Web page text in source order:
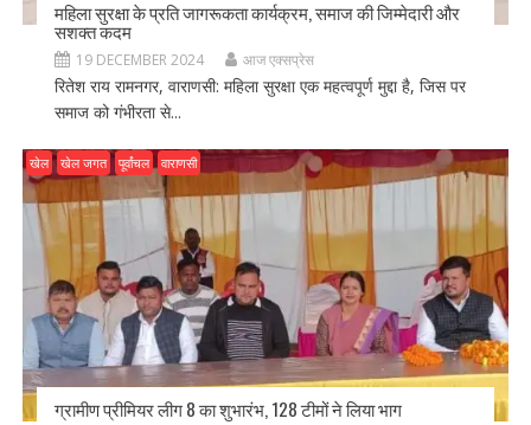
महिला सुरक्षा के प्रति जागरूकता कार्यक्रम, समाज की जिम्मेदारी और
सशक्त कदम
19 DECEMBER 2024 आज एक्सप्रेस
रितेश राय रामनगर, वाराणसी: महिला सुरक्षा एक महत्वपूर्ण मुद्दा है, जिस पर
समाज को गंभीरता से...
खेल खेल जगत पूर्वांचल वाराणसी
ग्रामीण प्रीमियर लीग 8 का शुभारंभ, 128 टीमों ने लिया भाग